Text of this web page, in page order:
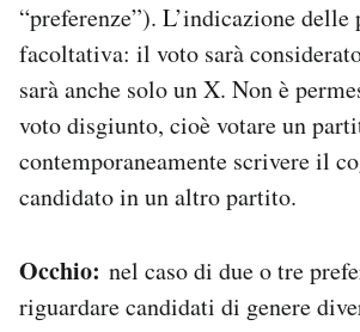
“preferenze”). L’indicazione delle
facoltativa: il voto sarà
sarà anche solo un X. Non è
voto disgiunto, cioè votare un
contemporaneamente scrivere il
candidato in un altro partito.
Occhio: nel caso di due o tre
riguardare candidati di genere